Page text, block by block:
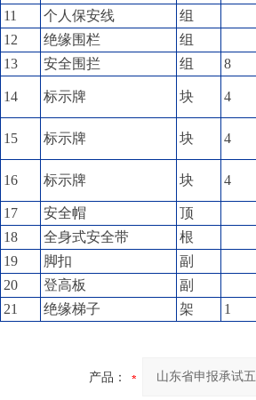
11
个人保安线
组
12
绝缘围栏
组
13
安全围拦 组 8
14 标示牌 块 4
15 标示牌 块 4
16 标示牌 块 4
17 安全帽
顶
18
全身式安全带
根
19
脚扣
副
20
登高板
副
21
绝缘梯子 架 1
产品：